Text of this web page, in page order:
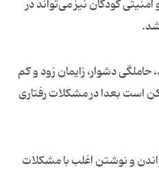
کودکان نیز می‌تواند در
حاملگی دشوار، زایمان زود و کم
است بعدا در مشکلات رفتاری
و نوشتن اغلب با مشکلات